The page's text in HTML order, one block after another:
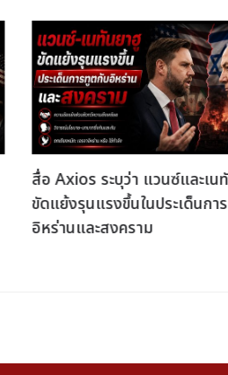
สื่อ Axios ระบุว่า แวนซ์และเน
ขัดแย้งรุนแรงขึ้นในประเด็นกา
อิหร่านและสงคราม